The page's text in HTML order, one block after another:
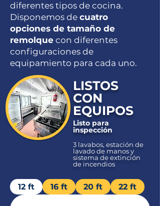
diferentes tipos de cocina.
Disponemos de cuatro
opciones de tamaño de
remolque con diferentes
configuraciones de
equipamiento para cada uno.
LISTOS
CON
EQUIPOS
Listo para
inspección
3 lavabos, estación de
lavado de manos y
sistema de extinción
de incendios
12 ft 16 ft 20 ft 22 ft